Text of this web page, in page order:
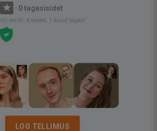
· 0 tagasisidet
Oli saidil: 4 aastat, 1 kuud tagasi
LOO TELLIMUS